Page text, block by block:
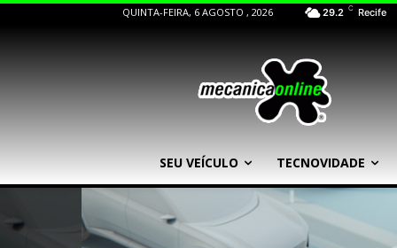
QUINTA-FEIRA, 6 AGOSTO , 2026 29.2 C Recife
SEU VEÍCULO TECNOVIDADE